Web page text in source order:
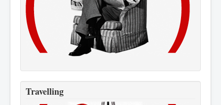
Travelling